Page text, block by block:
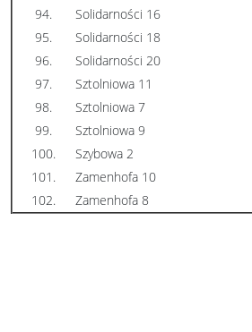
94.
Solidarności 16
95.
Solidarności 18
96.
Solidarności 20
97.
Sztolniowa 11
98.
Sztolniowa 7
99.
Sztolniowa 9
100.
Szybowa 2
101.
Zamenhofa 10
102.
Zamenhofa 8